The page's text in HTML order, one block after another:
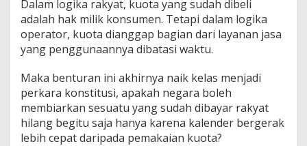
Dalam logika rakyat, kuota yang sudah dibeli
adalah hak milik konsumen. Tetapi dalam logika
operator, kuota dianggap bagian dari layanan jasa
yang penggunaannya dibatasi waktu.
Maka benturan ini akhirnya naik kelas menjadi
perkara konstitusi, apakah negara boleh
membiarkan sesuatu yang sudah dibayar rakyat
hilang begitu saja hanya karena kalender bergerak
lebih cepat daripada pemakaian kuota?